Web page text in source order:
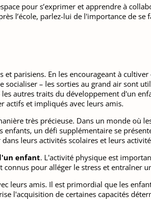
pour s’exprimer et apprendre à
l’école, parlez-lui de l'importance de se
parisiens. En les encourageant à
socialiser – les sorties au grand air sont
autres traits du développement d'un
actifs et impliqués avec leurs amis.
très précieuse. Dans un monde où
un défi supplémentaire se
leurs activités scolaires et leurs
enfant. L'activité physique est
pour alléger le stress et entraîner
leurs amis. Il est primordial que les
l'acquisition de certaines capacités